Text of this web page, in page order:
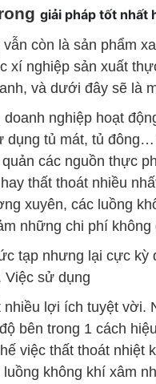
giải pháp tốt nhất
vẫn còn là sản phẩm
xí nghiệp sản xuất
và dưới đây sẽ là
nghiệp hoạt
dụng tủ mát, tủ
các nguồn thực
thất thoát nhiều
xuyên, các luồng
những chi phí
tạp nhưng lại cực kỳ
Việc sử dụng
nhiều lợi ích tuyệt
bên trong 1 cách
việc thất thoát
không khí xâm